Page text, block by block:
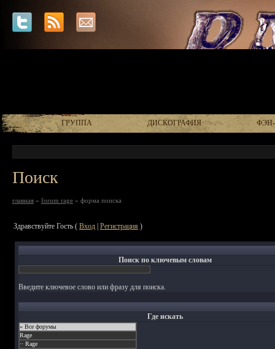
ГРУППА ДИСКОГРАФИЯ
Поиск
главная » forum rage » форма поиска
Здравствуйте Гость ( Вход Регистрация )
Поиск по ключевым словам
Введите ключевое слово или фразу для поиска.
Где искать